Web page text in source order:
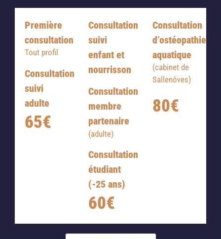
Première
consultation
Tout profil
Consultation
suivi
adulte
65€
Consultation
suivi
enfant et
nourrisson
Consultation
membre
partenaire
(adulte)
Consultation
étudiant
(-25 ans)
60€
Consultation
d’ostéopathie
aquatique
(cabinet de
Sallenôves)
80€